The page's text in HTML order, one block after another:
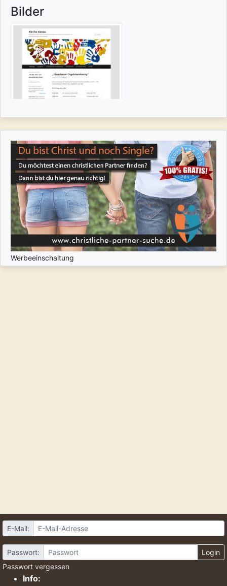
Bilder
Werbeeinschaltung
E-Mail:
Passwort:
Login
Passwort vergessen
Info: